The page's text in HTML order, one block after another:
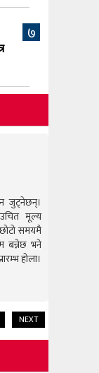
७
जुट्नेछन्।
मूल्य
समयमै
बन्नेछ भने
होला।
NEXT